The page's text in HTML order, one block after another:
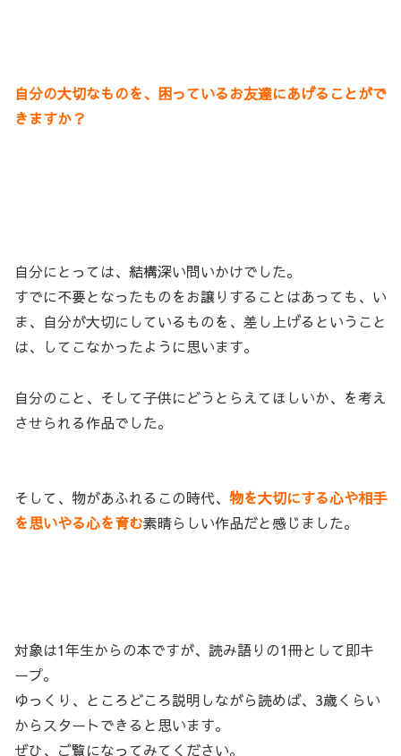
自分の大切なものを、困っているお友達にあげることがで
きますか？
自分にとっては、結構深い問いかけでした。
すでに不要となったものをお譲りすることはあっても、い
ま、自分が大切にしているものを、差し上げるということ
は、してこなかったように思います。
自分のこと、そして子供にどうとらえてほしいか、を考え
させられる作品でした。
そして、物があふれるこの時代、 物を大切にする心や相手
を思いやる心を育む素晴らしい作品だと感じました。
対象は1年生からの本ですが、読み語りの1冊として即キ
ープ。
ゆっくり、ところどころ説明しながら読めば、3歳くらい
からスタートできると思います。
ぜひ、ご覧になってみてください。